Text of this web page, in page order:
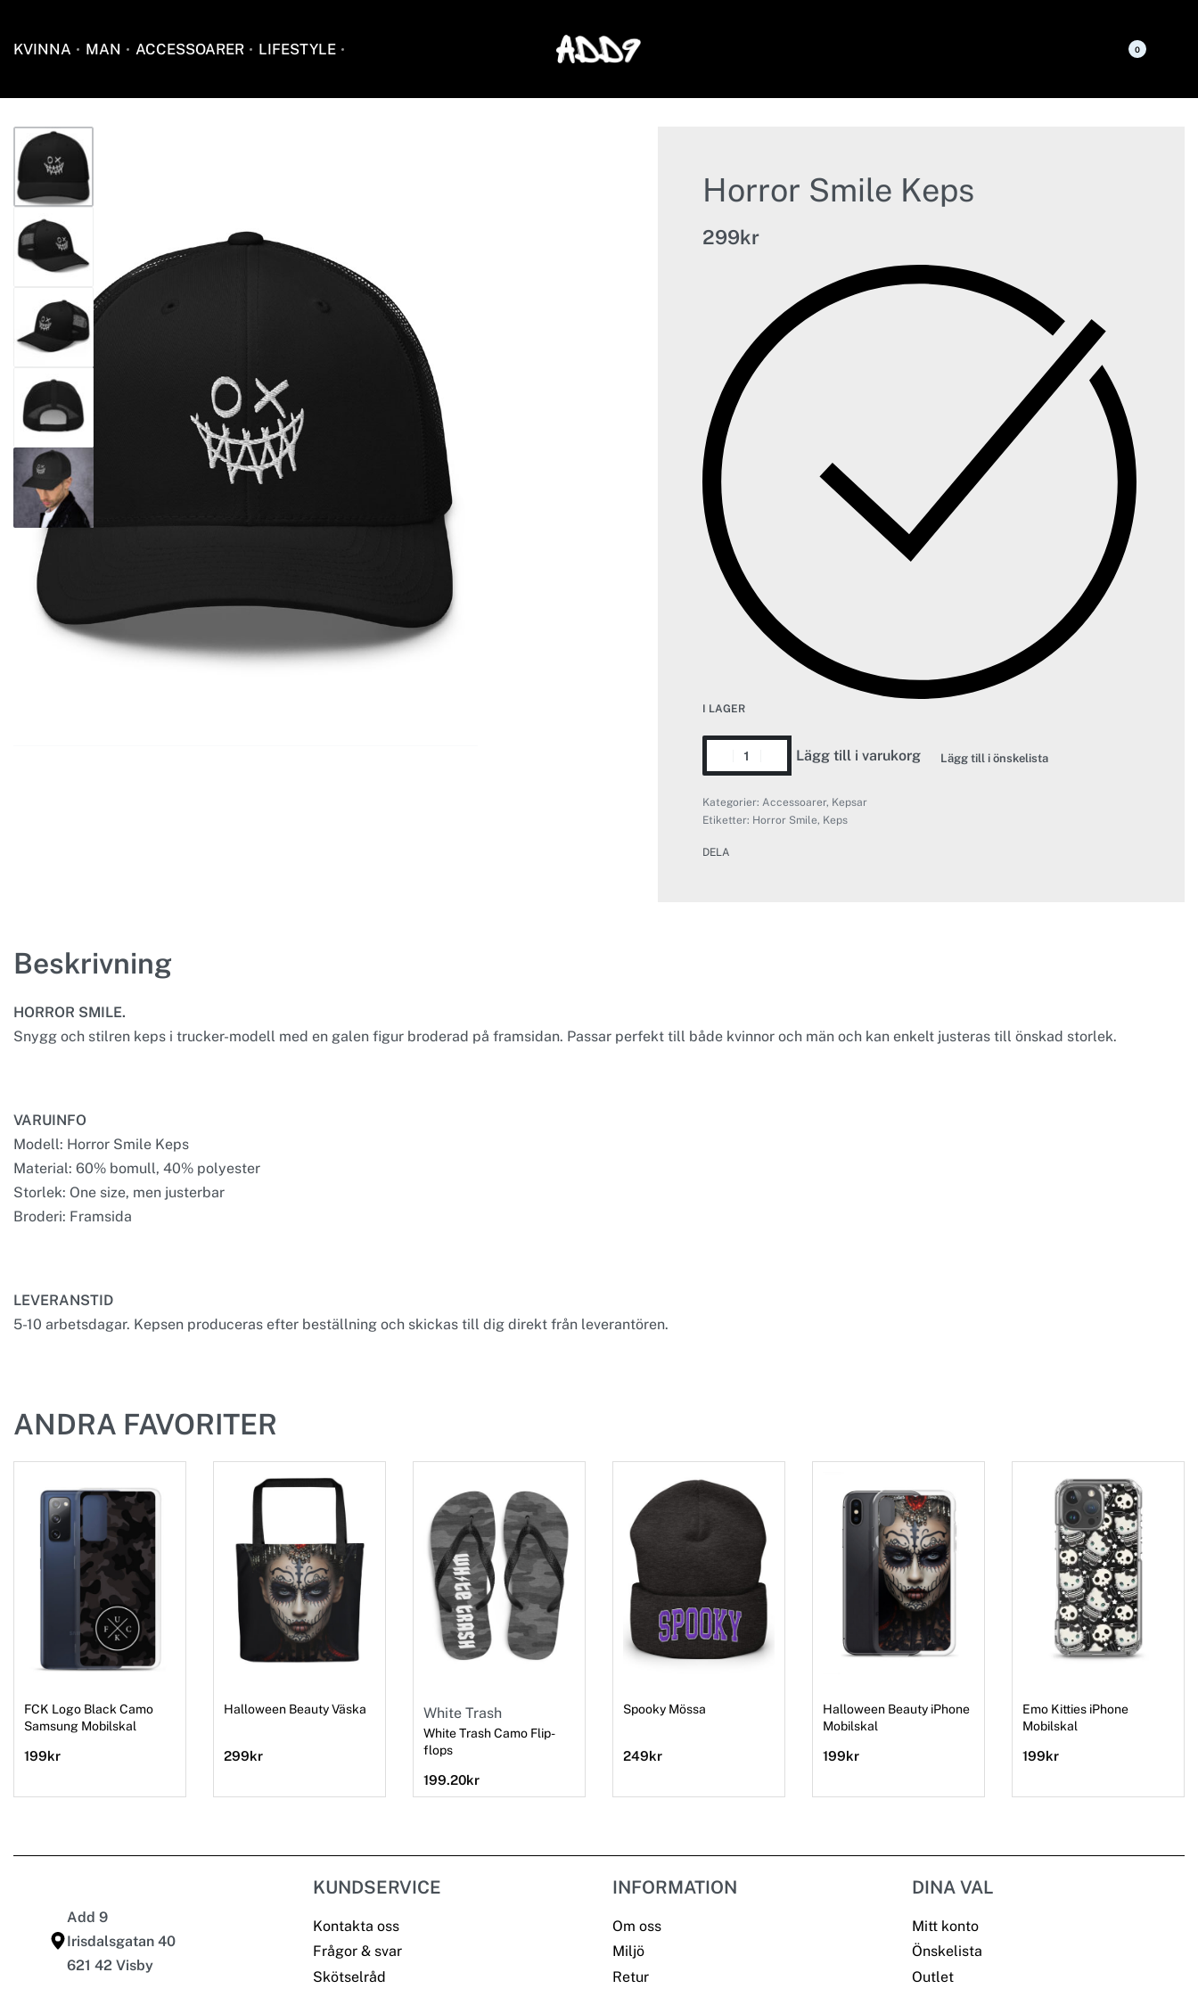
KVINNA MAN ACCESSOARER LIFESTYLE 0
Horror Smile Keps
299kr
I LAGER
Lägg till i varukorg Lägg till i önskelista
Kategorier: Accessoarer, Kepsar
Etiketter: Horror Smile, Keps
DELA
Beskrivning
HORROR SMILE.
Snygg och stilren keps i trucker-modell med en galen figur broderad på framsidan. Passar perfekt till både kvinnor och män och kan enkelt justeras till önskad storlek.
VARUINFO
Modell: Horror Smile Keps
Material: 60% bomull, 40% polyester
Storlek: One size, men justerbar
Broderi: Framsida
LEVERANSTID
5-10 arbetsdagar. Kepsen produceras efter beställning och skickas till dig direkt från leverantören.
ANDRA FAVORITER
FCK Logo Black Camo
Samsung Mobilskal
199kr
Halloween Beauty Väska
299kr
White Trash
White Trash Camo Flip-
flops
199.20kr
Spooky Mössa
249kr
Halloween Beauty iPhone
Mobilskal
199kr
Emo Kitties iPhone
Mobilskal
199kr
Add 9
Irisdalsgatan 40
621 42 Visby
KUNDSERVICE
Kontakta oss
Frågor & svar
Skötselråd
INFORMATION
Om oss
Miljö
Retur
DINA VAL
Mitt konto
Önskelista
Outlet